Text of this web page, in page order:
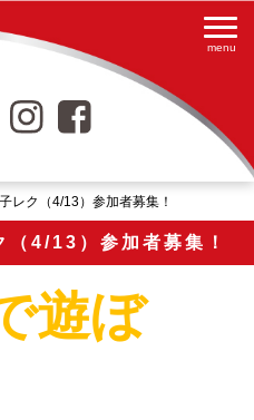
レク（4/13）参加者募集！
（4/13）参加者募集！
遊ぼ